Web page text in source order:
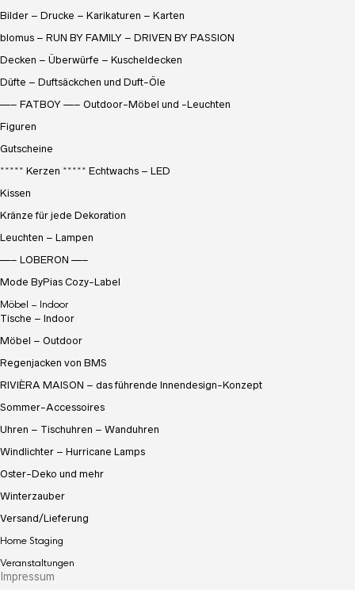
Bilder – Drucke – Karikaturen – Karten
blomus – RUN BY FAMILY – DRIVEN BY PASSION
Decken – Überwürfe – Kuscheldecken
Düfte – Duftsäckchen und Duft-Öle
—– FATBOY —– Outdoor-Möbel und -Leuchten
Figuren
Gutscheine
***** Kerzen ***** Echtwachs – LED
Kissen
Kränze für jede Dekoration
Leuchten – Lampen
—– LOBERON —–
Mode ByPias Cozy-Label
Möbel – Indoor
Tische – Indoor
Möbel – Outdoor
Regenjacken von BMS
RIVIÈRA MAISON – das führende Innendesign-Konzept
Sommer-Accessoires
Uhren – Tischuhren – Wanduhren
Windlichter – Hurricane Lamps
Oster-Deko und mehr
Winterzauber
Versand/Lieferung
Home Staging
Veranstaltungen
Impressum